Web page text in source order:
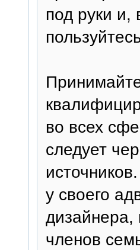
под руки и,
во всех
следует
у своего
дизайнера,
членов